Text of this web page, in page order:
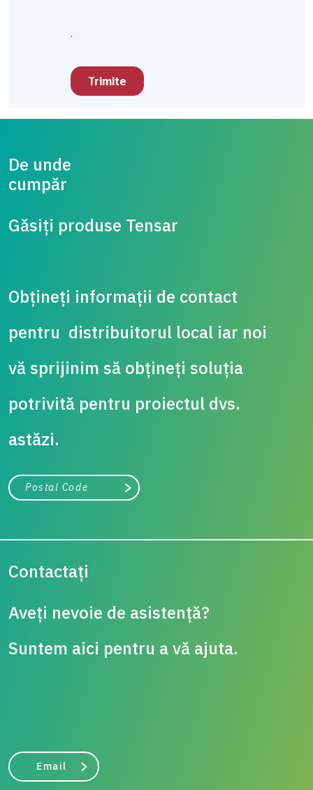
De unde
Găsiți produse Tensar
Obțineți informații de contact
pentru distribuitorul local iar noi
vă sprijinim să obțineți soluția
potrivită pentru proiectul dvs.
astăzi.
City, state, or zip/postal code
Search
Contactați
Aveți nevoie de asistență?
Suntem aici pentru a vă ajuta.
Email